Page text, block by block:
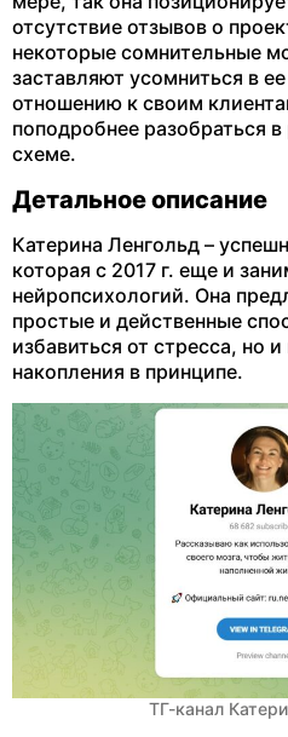
отсутствие отзывов о
некоторые сомнительные
заставляют усомниться в
отношению к своим
поподробнее разобраться
схеме.
Детальное описание
Катерина Ленгольд –
которая с 2017 г. еще и
нейропсихологий. Она
простые и действенные
избавиться от стресса, но и
накопления в принципе.
ТГ-канал